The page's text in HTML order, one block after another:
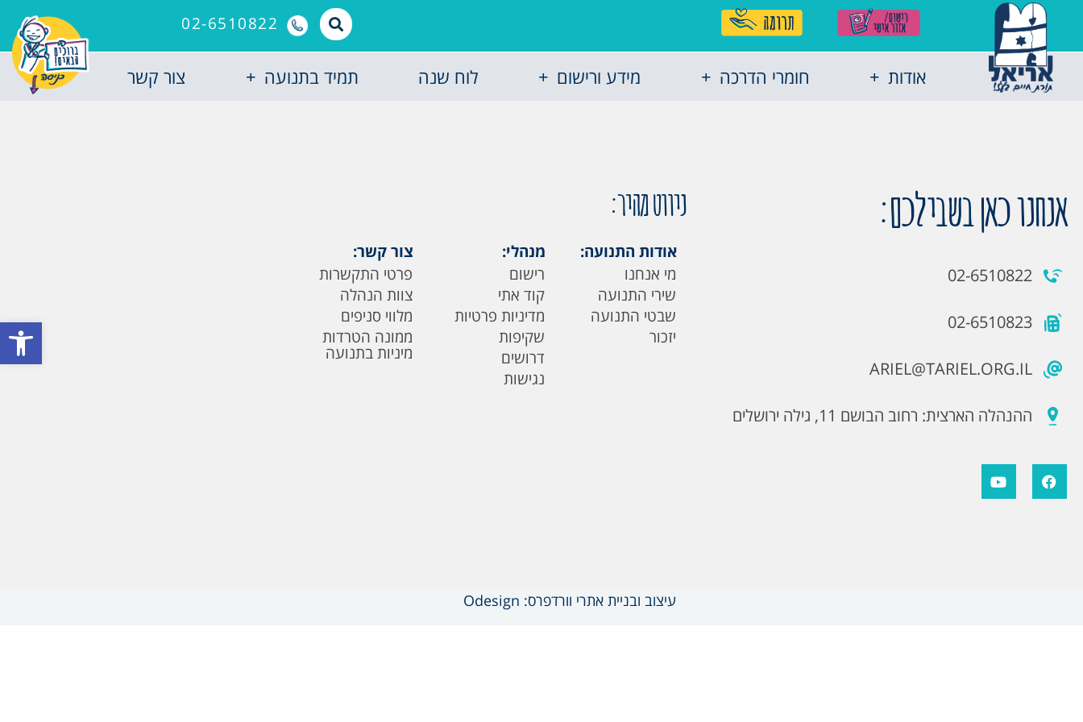
פתח
02-6510822
אודות חומרי הדרכה מידע ורישום לוח שנה תמיד בתנועה צור קשר
אנחנו כאן בשבילכם:
02-6510822
02-6510823
ARIEL@TARIEL.ORG.IL
ההנהלה הארצית: רחוב הבושם 11, גילה ירושלים
ניווט מהיר:
אודות התנועה:
מי אנחנו
שירי התנועה
שבטי התנועה
יזכור
מנהלי:
רישום
קוד אתי
מדיניות פרטיות
שקיפות
דרושים
נגישות
צור קשר:
פרטי התקשרות
צוות הנהלה
מלווי סניפים
ממונה הטרדות
מיניות בתנועה
עיצוב ובניית אתרי וורדפרס: Odesign